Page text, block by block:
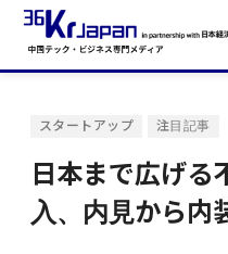
スタートアップ 注目記事
日本まで広げる
入、内見から内